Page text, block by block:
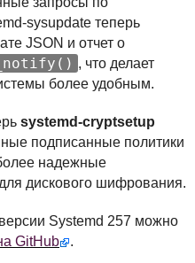
sysupdate теперь
JSON и отчет о
, что делает
более удобным.
systemd-cryptsetup
подписанные политики
надежные
дискового шифрования.
Systemd 257 можно
GitHub .